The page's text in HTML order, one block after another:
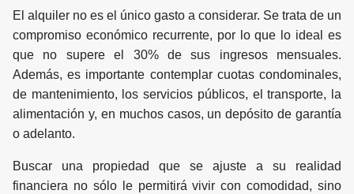
El alquiler no es el único gasto a considerar. Se trata de un
compromiso económico recurrente, por lo que lo ideal es
que no supere el 30% de sus ingresos mensuales.
Además, es importante contemplar cuotas condominales,
de mantenimiento, los servicios públicos, el transporte, la
alimentación y, en muchos casos, un depósito de garantía
o adelanto.
Buscar una propiedad que se ajuste a su realidad
financiera no sólo le permitirá vivir con comodidad, sino